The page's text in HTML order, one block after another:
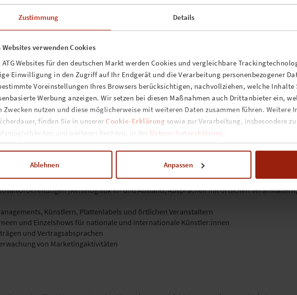
Zustimmung Details
Websites verwenden Cookies
ATG Websites für den deutschen Markt werden Cookies und vergleichbare
Einwilligung in den Zugriff auf Ihr Endgerät und die Verarbeitung personenbezogener
Voreinstellungen Ihres Browsers berücksichtigen, nachvollziehen, welche Inhalte
Werbung anzeigen. Wir setzen bei diesen Maßnahmen auch Drittanbieter ein,
Zwecken nutzen und diese möglicherweise mit weiteren Daten zusammen führen. Weitere
finden Sie in unserer Cookie-Erklärung sowie zur Verarbeitung, insbesondere
und weiteren Rechten, in der Datenschutzerklärung
Ablehnen Anpassen
Pauli
/ intensiver Austausch mit allen Kolleg:innen
und ein familiäres Arbeitsumfeld
Dann schick uns Deine Bewerbung per E-Mail an Rieke Jürgensen
Zeitpunkt | Elternzeitvertretung voraussichtlich 2 Jahre
(Reiselogistik In- und Ausland, Absprachen mit örtlichen Veranstaltern,
Künstlern, Plattenlabels und örtlichen Veranstaltern
und Einzelshows für nationale und internationale Künstler:innen
und Vertragsabsprachen
von Marketingaktivitäten